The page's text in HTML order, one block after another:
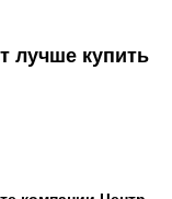
лучше купить